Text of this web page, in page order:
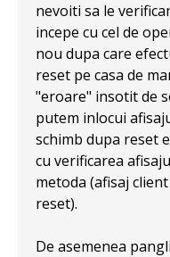
nevoiti sa le
incepe cu cel de
nou dupa care
reset pe casa de
"eroare" insotit de
putem inlocui
schimb dupa reset
cu verificarea
metoda (afisaj
reset).
De asemenea